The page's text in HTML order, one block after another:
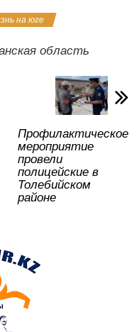
e
gr
.R
u
а
в
и
ть
на юге
область
Профилактическое
мероприятие
провели
полицейские в
Толебийском
районе